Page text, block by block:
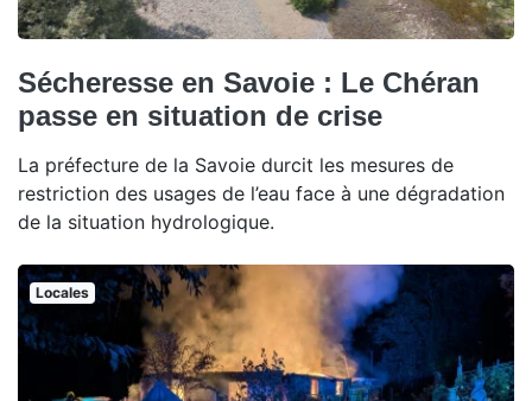
Sécheresse en Savoie : Le Chéran
passe en situation de crise
La préfecture de la Savoie durcit les mesures de
restriction des usages de l’eau face à une dégradation
de la situation hydrologique.
Locales